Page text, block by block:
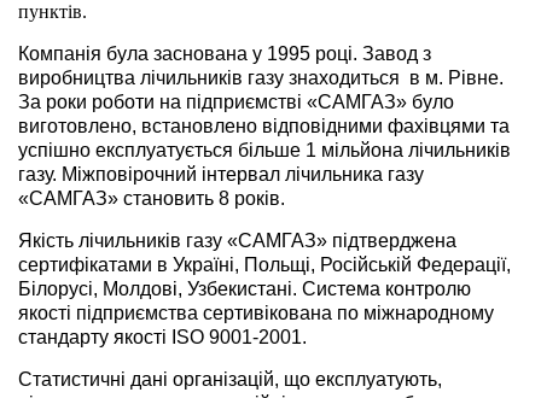
пунктів.
Компанія була заснована у 1995 році. Завод з
виробництва лічильників газу знаходиться в м. Рівне.
За роки роботи на підприємстві «САМГАЗ» було
виготовлено, встановлено відповідними фахівцями та
успішно експлуатується більше 1 мільйона лічильників
газу. Міжповірочний інтервал лічильника газу
«САМГАЗ» становить 8 років.
Якість лічильників газу «САМГАЗ» підтверджена
сертифікатами в Україні, Польщі, Російській Федерації,
Білорусі, Молдові, Узбекистані. Система контролю
якості підприємства сертивікована по міжнародному
стандарту якості ISO 9001-2001.
Статистичні дані організацій, що експлуатують,